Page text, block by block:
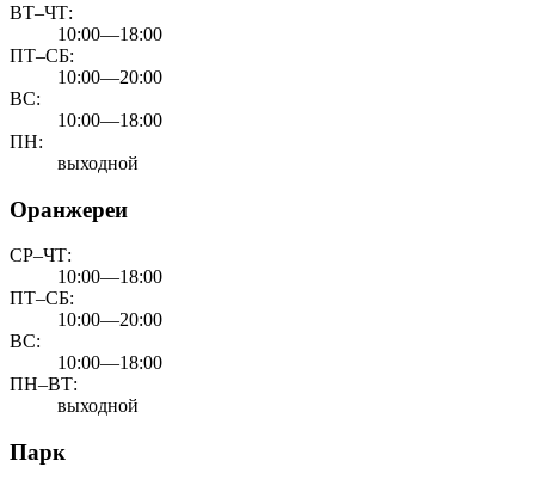
ВТ–ЧТ:
10:00—18:00
ПТ–СБ:
10:00—20:00
ВС:
10:00—18:00
ПН:
выходной
Оранжереи
СР–ЧТ:
10:00—18:00
ПТ–СБ:
10:00—20:00
ВС:
10:00—18:00
ПН–ВТ:
выходной
Парк